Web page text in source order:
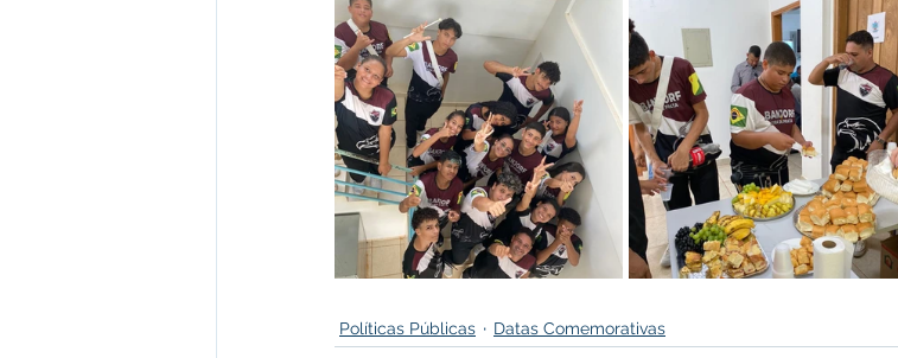
Políticas Públicas Datas Comemorativas